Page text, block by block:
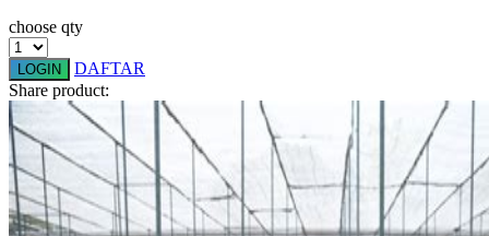
Starbooks
Stick-O
Stokke
Sudocrem
Sumimo
choose qty
LOGIN
DAFTAR
Share product: